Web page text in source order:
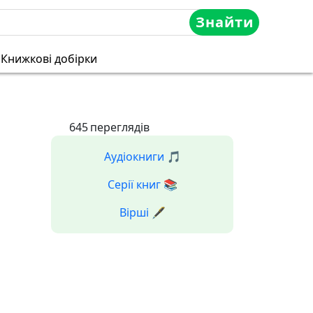
Знайти
Книжкові добірки
645переглядів
Аудіокниги 🎵
Серії книг 📚
Вірші 🖋️